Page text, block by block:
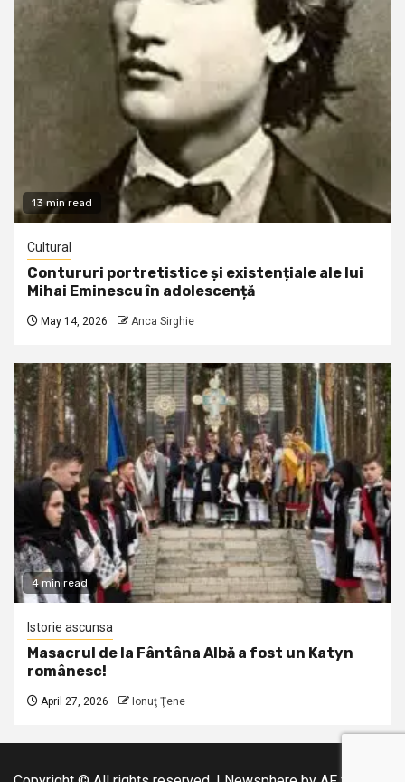
13 min read
Cultural
Contururi portretistice și existențiale ale lui
Mihai Eminescu în adolescență
May 14, 2026 Anca Sirghie
4 min read
Istorie ascunsa
Masacrul de la Fântâna Albă a fost un Katyn
românesc!
April 27, 2026 Ionuţ Ţene